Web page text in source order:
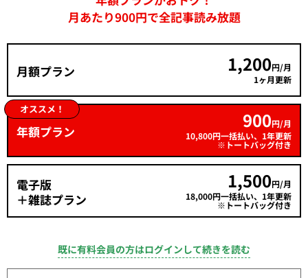
月あたり900円で全記事読み放題
月額プラン 1,200円/月
1ヶ月更新
オススメ！
年額プラン 900円/月
10,800円一括払い、1年更新
※トートバッグ付き
電子版
＋雑誌プラン
1,500円/月
18,000円一括払い、1年更新
※トートバッグ付き
既に有料会員の方はログインして続きを読む